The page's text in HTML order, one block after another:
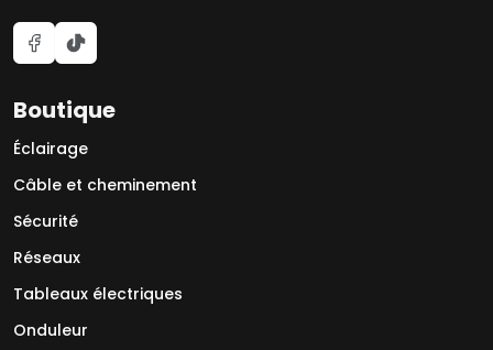
Boutique
Éclairage
Câble et cheminement
Sécurité
Réseaux
Tableaux électriques
Onduleur